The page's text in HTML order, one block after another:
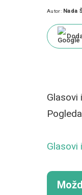
Posted
Autor: Nada
Glasovi
Glasovi